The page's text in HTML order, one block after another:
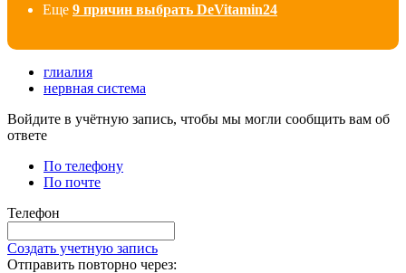
Еще 9 причин выбрать DeVitamin24
глиалия
нервная система
Войдите в учётную запись, чтобы мы могли сообщить вам об
ответе
По телефону
По почте
Телефон
Создать учетную запись
Отправить повторно через: